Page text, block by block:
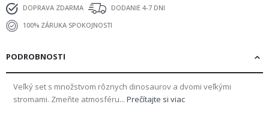
DOPRAVA ZDARMA
DODANIE 4-7 DNI
100% ZÁRUKA SPOKOJNOSTI
PODROBNOSTI
Veľký set s množstvom rôznych dinosaurov a dvomi veľkými
stromami. Zmeňte atmosféru... Prečítajte si viac